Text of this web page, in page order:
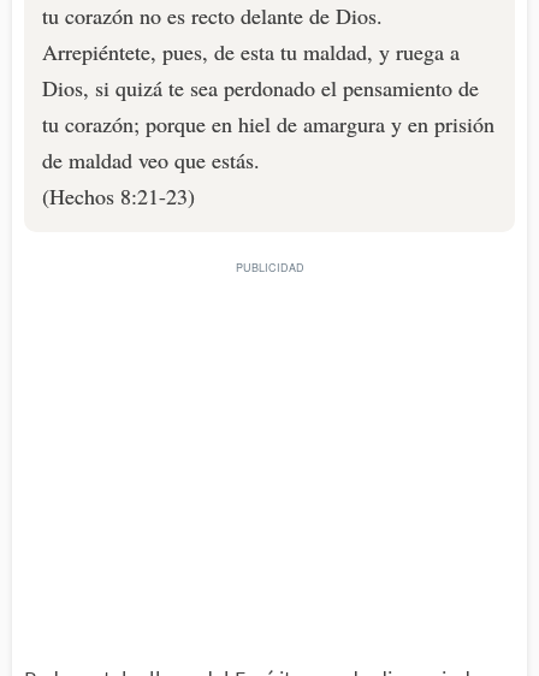
tu corazón no es recto delante de Dios.
Arrepiéntete, pues, de esta tu maldad, y ruega a
Dios, si quizá te sea perdonado el pensamiento de
tu corazón; porque en hiel de amargura y en prisión
de maldad veo que estás.
(Hechos 8:21-23)